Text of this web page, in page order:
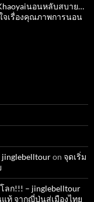
นอนหลับสบาย…
จเรื่องคุณภาพการนอน
on จุดเริ่ม
ลก!!! – jinglebelltour
ท้ จากญี่ปุ่นสู่เมืองไทย